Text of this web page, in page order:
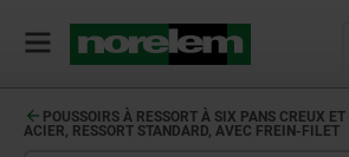
POUSSOIRS À RESSORT À SIX PANS CREUX ET
ACIER, RESSORT STANDARD, AVEC FREIN-FILET